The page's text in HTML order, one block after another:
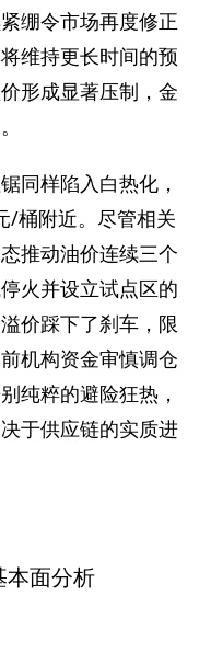
绷令市场再度修正
维持更长时间的预
形成显著压制，金
同样陷入白热化，
/桶附近。尽管相关
推动油价连续三个
火并设立试点区的
价踩下了刹车，限
机构资金审慎调仓
纯粹的避险狂热，
于供应链的实质进
本面分析